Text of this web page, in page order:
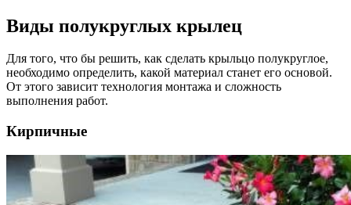
Виды полукруглых крылец
Для того, что бы решить, как сделать крыльцо полукруглое,
необходимо определить, какой материал станет его основой.
От этого зависит технология монтажа и сложность
выполнения работ.
Кирпичные